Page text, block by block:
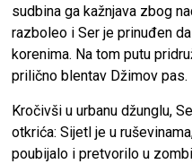
sudbina ga kažnjava zbog
razboleo i Ser je prinuđen
korenima. Na tom putu
prilično blentav Džimov pas.
Kročivši u urbanu džunglu,
otkrića: Sijetl je u
poubijalo i pretvorilo u